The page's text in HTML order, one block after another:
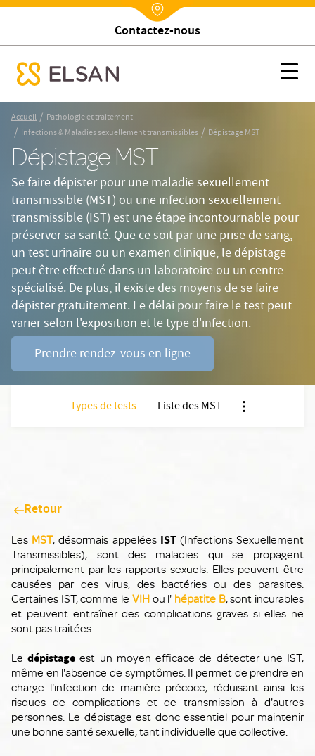
Nx:Aller
contenu
principal
Nx:Annuaire
Trouver un établissement
Dépistage MST
menu mobile
Accueil / Pathologie et traitement
/ Infections & Maladies sexuellement transmissibles / Dépistage MST
Dépistage MST
Se faire dépister pour une maladie sexuellement
transmissible (MST) ou une infection sexuellement
transmissible (IST) est une étape incontournable pour
préserver sa santé. Que ce soit par une prise de sang,
un test urinaire ou un examen clinique, le dépistage
peut être effectué dans un laboratoire ou un centre
spécialisé. De plus, il existe des moyens de se faire
dépister gratuitement. Le délai pour faire le test peut
varier selon l'exposition et le type d'infection.
Prendre rendez-vous en ligne
Types de tests Liste des MST
Retour
Les MST, désormais appelées IST(Infections Sexuellement
Transmissibles), sont des maladies qui se propagent
principalement par les rapports sexuels. Elles peuvent être
causées par des virus, des bactéries ou des parasites.
Certaines IST, comme le VIHou l' hépatite B, sont incurables
et peuvent entraîner des complications graves si elles ne
sont pas traitées.
Ledépistage est un moyen efficace de détecter une IST,
même en l'absence de symptômes. Il permet de prendre en
charge l'infection de manière précoce, réduisant ainsi les
risques de complications et de transmission à d'autres
personnes. Le dépistage est donc essentiel pour maintenir
une bonne santé sexuelle, tant individuelle que collective.